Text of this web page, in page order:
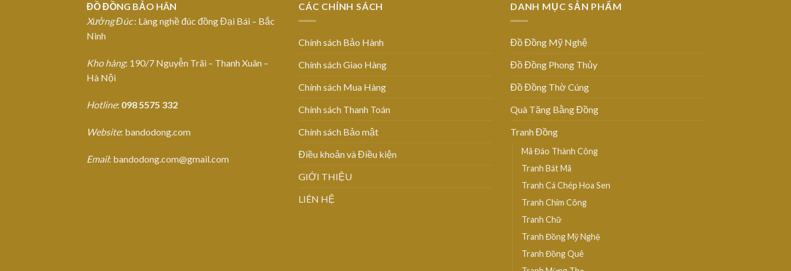
ĐỒ ĐỒNG BẢO HÂN
Xưởng Đúc: Làng nghề đúc đồng Đại Bái – Bắc
Ninh
Kho hàng: 190/7 Nguyễn Trãi – Thanh Xuân –
Hà Nội
Hotline: 098 5575 332
Website: bandodong.com
Email: bandodong.com@gmail.com
CÁC CHÍNH SÁCH
Chính sách Bảo Hành
Chính sách Giao Hàng
Chính sách Mua Hàng
Chính sách Thanh Toán
Chính sách Bảo mật
Điều khoản và Điều kiện
GIỚI THIỆU
LIÊN HỆ
DANH MỤC SẢN PHẨM
Đồ Đồng Mỹ Nghệ
Đồ Đồng Phong Thủy
Đồ Đồng Thờ Cúng
Quà Tặng Bằng Đồng
Tranh Đồng
Mã Đáo Thành Công
Tranh Bát Mã
Tranh Cá Chép Hoa Sen
Tranh Chim Công
Tranh Chữ
Tranh Đồng Mỹ Nghệ
Tranh Đồng Quê